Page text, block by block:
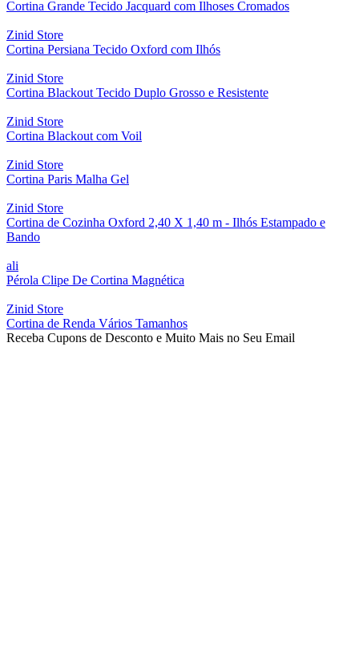
Cortina Grande Tecido Jacquard com Ilhoses Cromados
Zinid Store
Cortina Persiana Tecido Oxford com Ilhós
Zinid Store
Cortina Blackout Tecido Duplo Grosso e Resistente
Zinid Store
Cortina Blackout com Voil
Zinid Store
Cortina Paris Malha Gel
Zinid Store
Cortina de Cozinha Oxford 2,40 X 1,40 m - Ilhós Estampado e
Bando
ali
Pérola Clipe De Cortina Magnética
Zinid Store
Cortina de Renda Vários Tamanhos
Receba Cupons de Desconto e Muito Mais no Seu Email